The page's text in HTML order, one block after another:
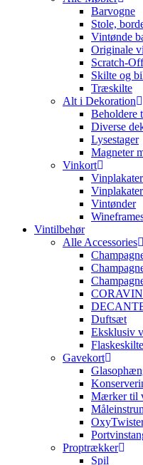
Barvogne
Stole,
Vintønde
Originale
Scratch-
Skilte og
Træskilte
Alt i Dekoration
Beholdere
Diverse
Lysestager
Magneter
Vinkort
Vinplakater
Vintønder
Vintilbehør
Alle Accessories
CORAVIN
Duftsæt
Eksklusiv
Flaskeskilte
Gavekort
Mærker til
Proptrækker
Spil